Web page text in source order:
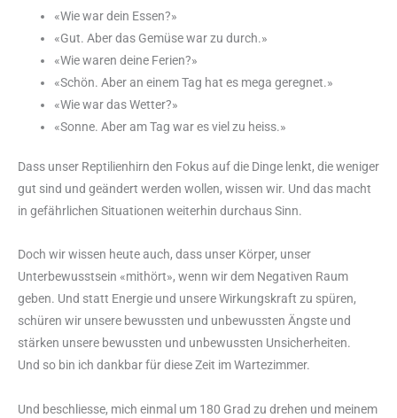
«Wie war dein Essen?»
«Gut. Aber das Gemüse war zu durch.»
«Wie waren deine Ferien?»
«Schön. Aber an einem Tag hat es mega geregnet.»
«Wie war das Wetter?»
«Sonne. Aber am Tag war es viel zu heiss.»
Dass unser Reptilienhirn den Fokus auf die Dinge lenkt, die weniger
gut sind und geändert werden wollen, wissen wir. Und das macht
in gefährlichen Situationen weiterhin durchaus Sinn.
Doch wir wissen heute auch, dass unser Körper, unser
Unterbewusstsein «mithört», wenn wir dem Negativen Raum
geben. Und statt Energie und unsere Wirkungskraft zu spüren,
schüren wir unsere bewussten und unbewussten Ängste und
stärken unsere bewussten und unbewussten Unsicherheiten.
Und so bin ich dankbar für diese Zeit im Wartezimmer.
Und beschliesse, mich einmal um 180 Grad zu drehen und meinem